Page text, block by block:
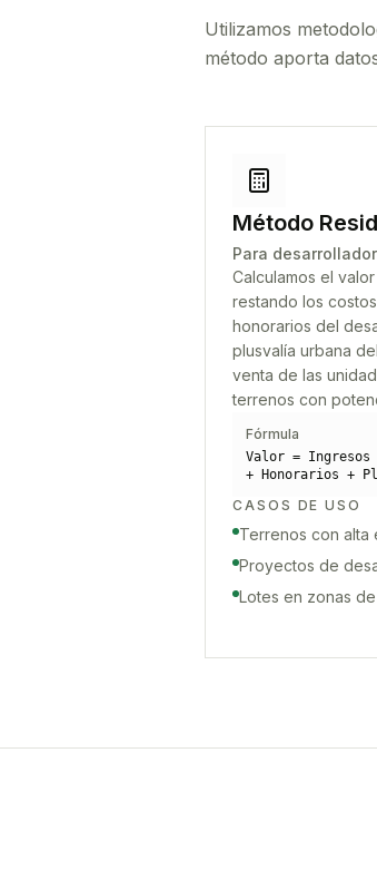
Utilizamos
método aporta
Método
Para
Calculamos el
restando los
honorarios del
plusvalía urbana
venta de las
terrenos con
Fórmula
Valor =
+ Honorarios +
CASOS DE USO
Terrenos con alta
Proyectos de
Lotes en zonas